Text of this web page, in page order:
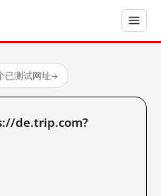
已测试网址→
de.trip.com?